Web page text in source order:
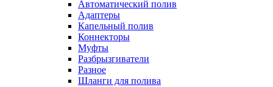
Автоматический полив
Адаптеры
Капельный полив
Коннекторы
Муфты
Разбрызгиватели
Разное
Шланги для полива